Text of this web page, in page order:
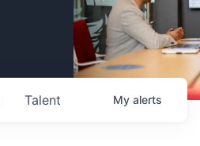
Talent My alerts